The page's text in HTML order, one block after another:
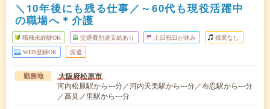
＼10年後にも残る仕事／～60代も現役活躍中
の職場へ＊介護
職種未経験OK 交通費別途支給あり 土日祝日が休み 残業なし
WEB登録OK 派遣
勤務地 大阪府松原市
河内松原駅から---分／河内天美駅から---分／布忍駅から---分
／高見ノ里駅から---分